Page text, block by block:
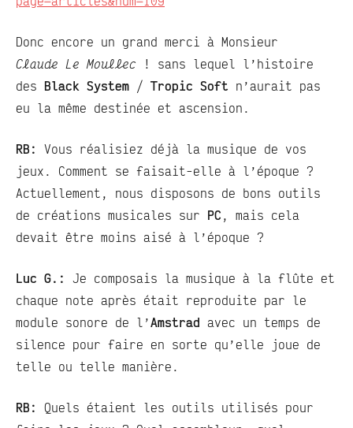
Donc encore un grand merci à Monsieur
Claude Le Moullec ! sans lequel l’histoire
des Black System / Tropic Soft n’aurait pas
eu la même destinée et ascension.
RB: Vous réalisiez déjà la musique de vos
jeux. Comment se faisait-elle à l’époque ?
Actuellement, nous disposons de bons outils
de créations musicales sur PC , mais cela
devait être moins aisé à l’époque ?
Luc G.: Je composais la musique à la flûte et
chaque note après était reproduite par le
module sonore de l’Amstrad avec un temps de
silence pour faire en sorte qu’elle joue de
telle ou telle manière.
RB: Quels étaient les outils utilisés pour